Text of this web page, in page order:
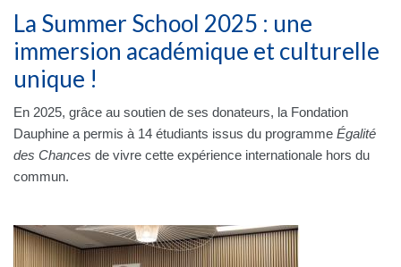
La Summer School 2025 : une
immersion académique et culturelle
unique !
En 2025, grâce au soutien de ses donateurs, la Fondation
Dauphine a permis à 14 étudiants issus du programme Égalité
des Chances de vivre cette expérience internationale hors du
commun.